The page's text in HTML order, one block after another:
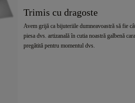
Trimis cu dragoste
Avem grijă ca bijuteriile dumneavoastră să fie
piesa dvs. artizanală în cutia noastră galbenă
pregătită pentru momentul dvs.